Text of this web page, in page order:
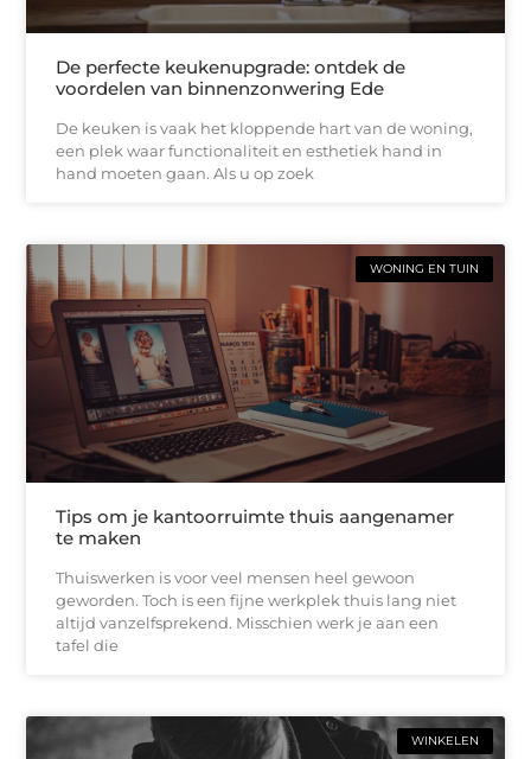
De perfecte keukenupgrade: ontdek de
voordelen van binnenzonwering Ede
De keuken is vaak het kloppende hart van de woning,
een plek waar functionaliteit en esthetiek hand in
hand moeten gaan. Als u op zoek
WONING EN TUIN
Tips om je kantoorruimte thuis aangenamer
te maken
Thuiswerken is voor veel mensen heel gewoon
geworden. Toch is een fijne werkplek thuis lang niet
altijd vanzelfsprekend. Misschien werk je aan een
tafel die
WINKELEN